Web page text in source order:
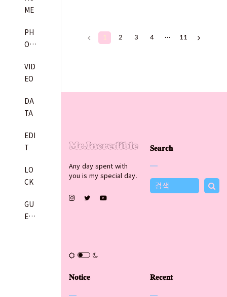
ME
PH
OT
VID
EO
DA
TA
EDI
T
LO
CK
GU
EST
1 2 3 4 ··· 11
Any day spent with
you is my special day.
𝐒𝐞𝐚𝐫𝐜𝐡
𝐍𝐨𝐭𝐢𝐜𝐞 𝐑𝐞𝐜𝐞𝐧𝐭